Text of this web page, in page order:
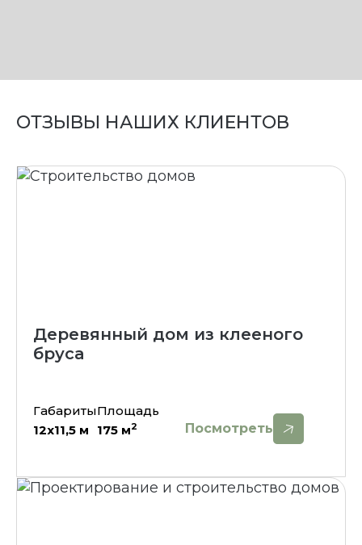
ОТЗЫВЫ НАШИХ КЛИЕНТОВ
Деревянный дом из клееного
бруса
Габариты
12х11,5 м
Площадь
175 м2 Посмотреть